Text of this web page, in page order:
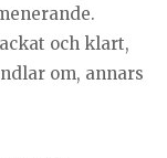
och klart,
om, annars